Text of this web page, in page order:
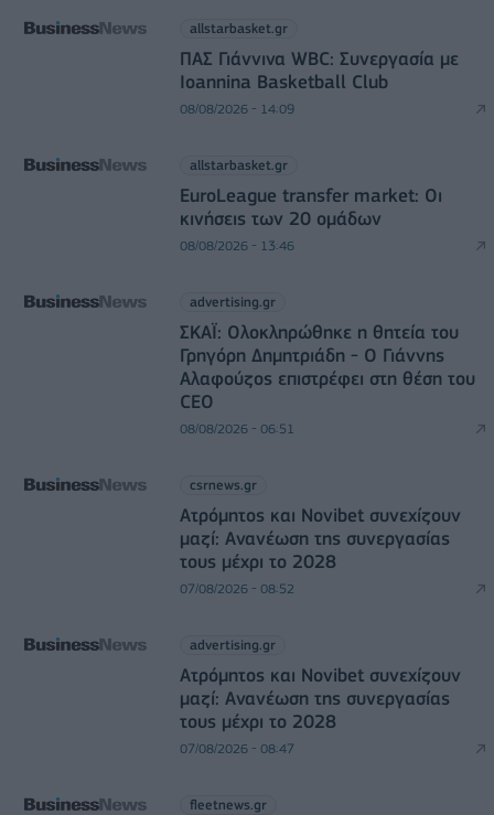
allstarbasket.gr
ΠΑΣ Γιάννινα WBC: Συνεργασία με
Ioannina Basketball Club
08/08/2026 - 14:09
allstarbasket.gr
EuroLeague transfer market: Οι
κινήσεις των 20 ομάδων
08/08/2026 - 13:46
advertising.gr
ΣΚΑΪ: Ολοκληρώθηκε η θητεία του
Γρηγόρη Δημητριάδη - Ο Γιάννης
Αλαφούζος επιστρέφει στη θέση του
CEO
08/08/2026 - 06:51
csrnews.gr
Ατρόμητος και Novibet συνεχίζουν
μαζί: Ανανέωση της συνεργασίας
τους μέχρι το 2028
07/08/2026 - 08:52
advertising.gr
Ατρόμητος και Novibet συνεχίζουν
μαζί: Ανανέωση της συνεργασίας
τους μέχρι το 2028
07/08/2026 - 08:47
fleetnews.gr